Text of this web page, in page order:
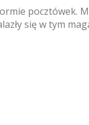
pocztówek.
się w tym